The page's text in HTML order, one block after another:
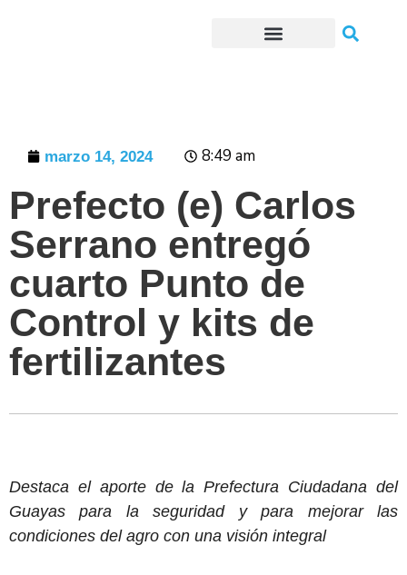
marzo 14, 2024 8:49 am
Prefecto (e) Carlos
Serrano entregó
cuarto Punto de
Control y kits de
fertilizantes
Destaca el aporte de la Prefectura Ciudadana del
Guayas para la seguridad y para mejorar las
condiciones del agro con una visión integral